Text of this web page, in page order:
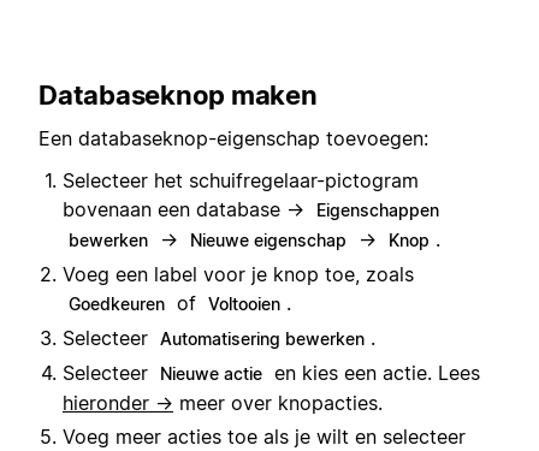
Databaseknop maken
Een databaseknop-eigenschap toevoegen:
Selecteer het schuifregelaar-pictogram
bovenaan een database →
Eigenschappen
bewerken
→ Nieuwe eigenschap → Knop .
Voeg een label voor je knop toe, zoals
Goedkeuren of Voltooien .
Selecteer Automatisering bewerken .
Selecteer
Nieuwe actie en kies een actie. Lees
hieronder → meer over knopacties.
Voeg meer acties toe als je wilt en selecteer